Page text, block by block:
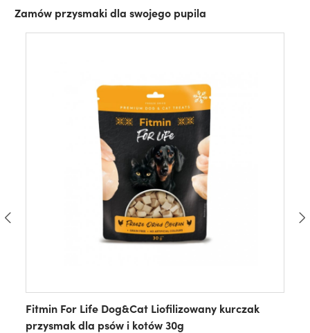
Zamów przysmaki dla swojego pupila
Fitmin For Life Dog&Cat Liofilizowany kurczak
przysmak dla psów i kotów 30g